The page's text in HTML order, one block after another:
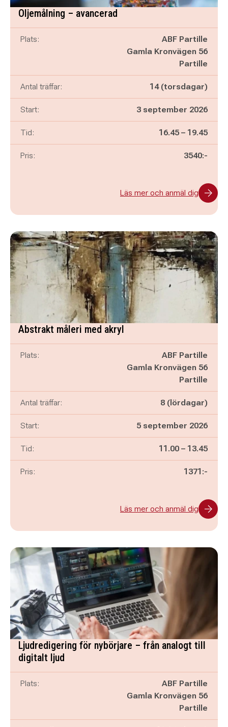
Oljemålning – avancerad
Plats:
ABF Partille
Gamla Kronvägen 56
Partille
Antal träffar: 14 (torsdagar)
Start: 3 september 2026
Tid: Pågår mellan
16.45 – och
19.45
Pris: 3540:-
Läs mer och anmäl dig
Abstrakt måleri med akryl
Plats:
ABF Partille
Gamla Kronvägen 56
Partille
Antal träffar: 8 (lördagar)
Start: 5 september 2026
Tid: Pågår mellan
11.00 – och
13.45
Pris: 1371:-
Läs mer och anmäl dig
Ljudredigering för nybörjare – från analogt till
digitalt ljud
Plats:
ABF Partille
Gamla Kronvägen 56
Partille